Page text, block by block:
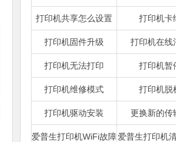
打印机共享怎么设置 打印机卡
打印机固件升级 打印机在线
打印机无法打印 打印机暂
打印机维修模式 打印机脱
打印机驱动安装 更换新的传
爱普生打印机WiFi故障爱普生打印机